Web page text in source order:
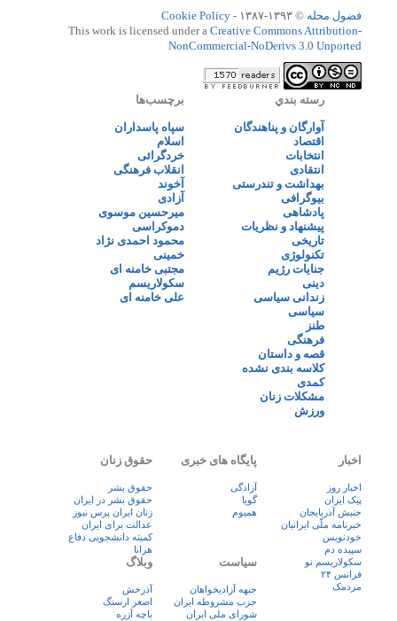
فضول محله © ۱۳۹۳-۱۳۸۷ -
Cookie Policy
This work is licensed under a Creative Commons Attribution-
NonCommercial-NoDerivs 3.0 Unported
رسته بندي
آوارگان و پناهندگان
اقتصاد
انتخابات
انتقادی
بهداشت و تندرستی
بیوگرافی
پادشاهی
پیشنهاد و نظریات
تاریخی
تکنولوژی
جنایات رژیم
دینی
زندانی سیاسی
سیاسی
طنز
فرهنگی
قصه و داستان
کلاسه بندی نشده
کمدی
مشکلات زنان
ورزش
برچسب‌ها
سپاه پاسداران
اسلام
خردگرائی
انقلاب فرهنگی
آخوند
آزادی
میرحسین موسوی
دموکراسی
محمود احمدی نژاد
خمینی
مجتبی خامنه ای
سکولاریسم
علی خامنه ای
اخبار
اخبار روز
پيک ايران
جنبش آذربایجان
خبرنامه ملّی ایرانیان
خودنویس
سپیده دم
سکولاریسم نو
فرانس ۲۴
مردمک
پایگاه های خبری
آزادگی
گویا
همبوم
حقوق زنان
حقوق بشر
حقوق بشر در ایران
زنان ايران پرس نيوز
عدالت برای ایران
کمیته دانشجویی دفاع
هرانا
سیاست
جبهه آزادیخواهان
حزب مشروطه ایران
شورای ملی ایران
وبلاگ
آذرخش
اصغر ارسنگ
باچه آزره